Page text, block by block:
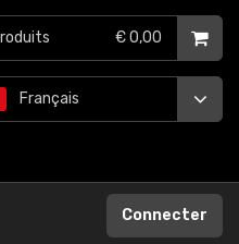
Français
€ 0,00
Connecter